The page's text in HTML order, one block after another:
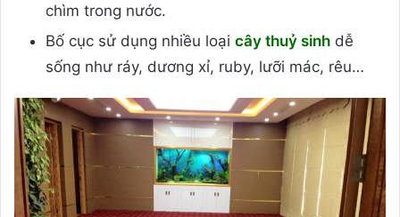
chìm trong nước.
Bố cục sử dụng nhiều loại cây thuỷ sinh dễ
sống như ráy, dương xỉ, ruby, lưỡi mác, rêu…